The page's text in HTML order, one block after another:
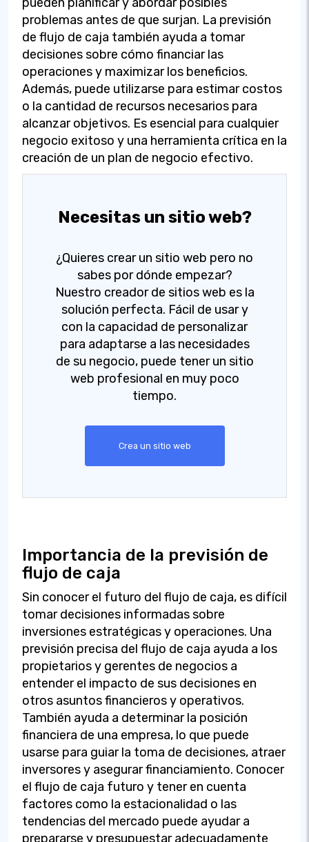
problemas antes de que surjan. La previsión
de flujo de caja también ayuda a tomar
decisiones sobre cómo financiar las
operaciones y maximizar los beneficios.
Además, puede utilizarse para estimar costos
o la cantidad de recursos necesarios para
alcanzar objetivos. Es esencial para cualquier
negocio exitoso y una herramienta crítica en la
creación de un plan de negocio efectivo.
Necesitas un sitio web?
¿Quieres crear un sitio web pero no
sabes por dónde empezar?
Nuestro creador de sitios web es la
solución perfecta. Fácil de usar y
con la capacidad de personalizar
para adaptarse a las necesidades
de su negocio, puede tener un sitio
web profesional en muy poco
tiempo.
Crea un sitio web
Importancia de la previsión de
flujo de caja
Sin conocer el futuro del flujo de caja, es difícil
tomar decisiones informadas sobre
inversiones estratégicas y operaciones. Una
previsión precisa del flujo de caja ayuda a los
propietarios y gerentes de negocios a
entender el impacto de sus decisiones en
otros asuntos financieros y operativos.
También ayuda a determinar la posición
financiera de una empresa, lo que puede
usarse para guiar la toma de decisiones, atraer
inversores y asegurar financiamiento. Conocer
el flujo de caja futuro y tener en cuenta
factores como la estacionalidad o las
tendencias del mercado puede ayudar a
prepararse y presupuestar adecuadamente